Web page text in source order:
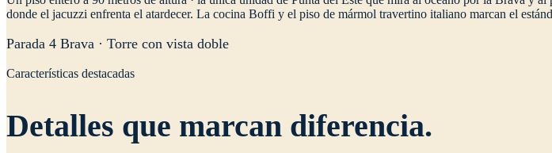
donde el jacuzzi enfrenta el atardecer. La cocina Boffi y el piso de mármol travertino italiano marcan el
Parada 4 Brava · Torre con vista doble
Características destacadas
Detalles que marcan diferencia.